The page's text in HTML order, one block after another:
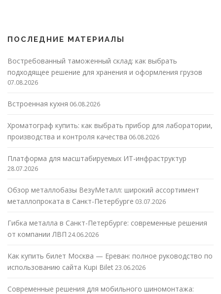
ПОСЛЕДНИЕ МАТЕРИАЛЫ
Востребованный таможенный склад: как выбрать
подходящее решение для хранения и оформления грузов
07.08.2026
Встроенная кухня 06.08.2026
Хроматограф купить: как выбрать прибор для лаборатории,
производства и контроля качества 06.08.2026
Платформа для масштабируемых ИТ-инфраструктур
28.07.2026
Обзор металлобазы ВезуМеталл: широкий ассортимент
металлопроката в Санкт-Петербурге 03.07.2026
Гибка металла в Санкт-Петербурге: современные решения
от компании ЛВП 24.06.2026
Как купить билет Москва — Ереван: полное руководство по
использованию сайта Kupi Bilet23.06.2026
Современные решения для мобильного шиномонтажа: